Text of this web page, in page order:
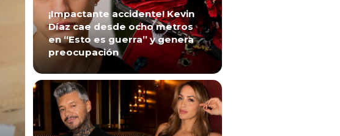
¡Impactante accidente! Kevin
Díaz cae desde ocho metros
en “Esto es guerra” y genera
preocupación